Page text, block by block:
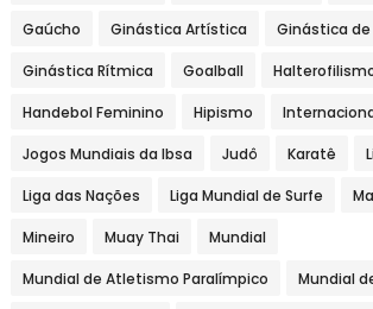
Gaúcho Ginástica Artística Ginástica
Ginástica Rítmica Goalball
Handebol Feminino Hipismo
Jogos Mundiais da Ibsa Judô Karatê
Liga das Nações Liga Mundial de Surfe
Mineiro Muay Thai Mundial
Mundial de Atletismo Paralímpico Mundial